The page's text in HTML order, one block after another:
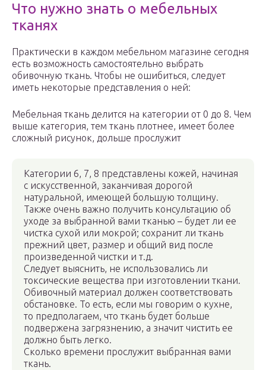
Что нужно знать о мебельных
тканях
Практически в каждом мебельном магазине сегодня
есть возможность самостоятельно выбрать
обивочную ткань. Чтобы не ошибиться, следует
иметь некоторые представления о ней:
Мебельная ткань делится на категории от 0 до 8. Чем
выше категория, тем ткань плотнее, имеет более
сложный рисунок, дольше прослужит
Категории 6, 7, 8 представлены кожей, начиная
с искусственной, заканчивая дорогой
натуральной, имеющей большую толщину.
Также очень важно получить консультацию об
уходе за выбранной вами тканью – будет ли ее
чистка сухой или мокрой; сохранит ли ткань
прежний цвет, размер и общий вид после
произведенной чистки и т.д.
Следует выяснить, не использовались ли
токсические вещества при изготовлении ткани.
Обивочный материал должен соответствовать
обстановке. То есть, если мы говорим о кухне,
то предполагаем, что ткань будет больше
подвержена загрязнению, а значит чистить ее
должно быть легко.
Сколько времени прослужит выбранная вами
ткань.